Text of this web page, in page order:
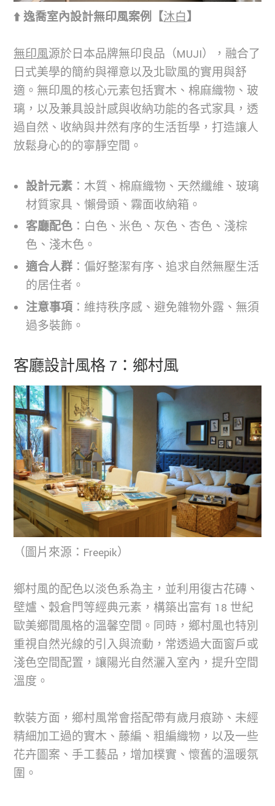
⬆️ 逸喬室內設計無印風案例【沐白】
無印風源於日本品牌無印良品（MUJI），融合了
日式美學的簡約與禪意以及北歐風的實用與舒
適。無印風的核心元素包括實木、棉麻織物、玻
璃，以及兼具設計感與收納功能的各式家具，透
過自然、收納與井然有序的生活哲學，打造讓人
放鬆身心的的寧靜空間。
設計元素 ：木質、棉麻織物、天然纖維、玻璃
材質家具、懶骨頭、霧面收納箱。
客廳配色 ：白色、米色、灰色、杏色、淺棕
色、淺木色。
適合人群 ：偏好整潔有序、追求自然無壓生活
的居住者。
注意事項 ：維持秩序感、避免雜物外露、無須
過多裝飾。
客廳設計風格 7：鄉村風
（圖片來源：Freepik）
鄉村風的配色以淡色系為主，並利用復古花磚、
壁爐、穀倉門等經典元素，構築出富有 18 世紀
歐美鄉間風格的溫馨空間。同時，鄉村風也特別
重視自然光線的引入與流動，常透過大面窗戶或
淺色空間配置，讓陽光自然灑入室內，提升空間
溫度。
軟裝方面，鄉村風常會搭配帶有歲月痕跡、未經
精細加工過的實木、藤編、粗編織物，以及一些
花卉圖案、手工藝品，增加樸實、懷舊的溫暖氛
圍。